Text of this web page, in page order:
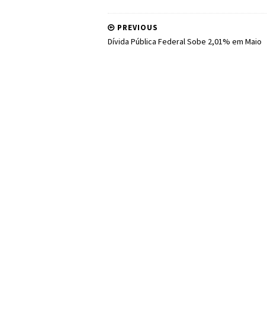
PREVIOUS
Dívida Pública Federal Sobe 2,01% em Maio